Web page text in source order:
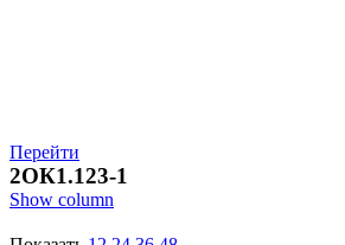
Перейти
2ОК1.123-1
Show column